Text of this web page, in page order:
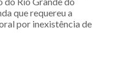
que requereu a
por inexistência de